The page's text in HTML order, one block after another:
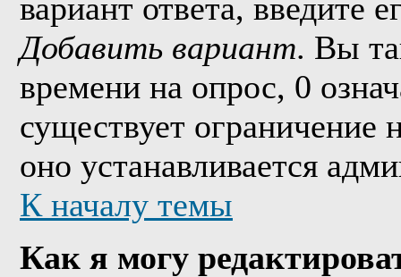
вариант ответа, введите
Добавить вариант. Вы
времени на опрос, 0
существует ограничение
оно устанавливается
К началу темы
Как я могу